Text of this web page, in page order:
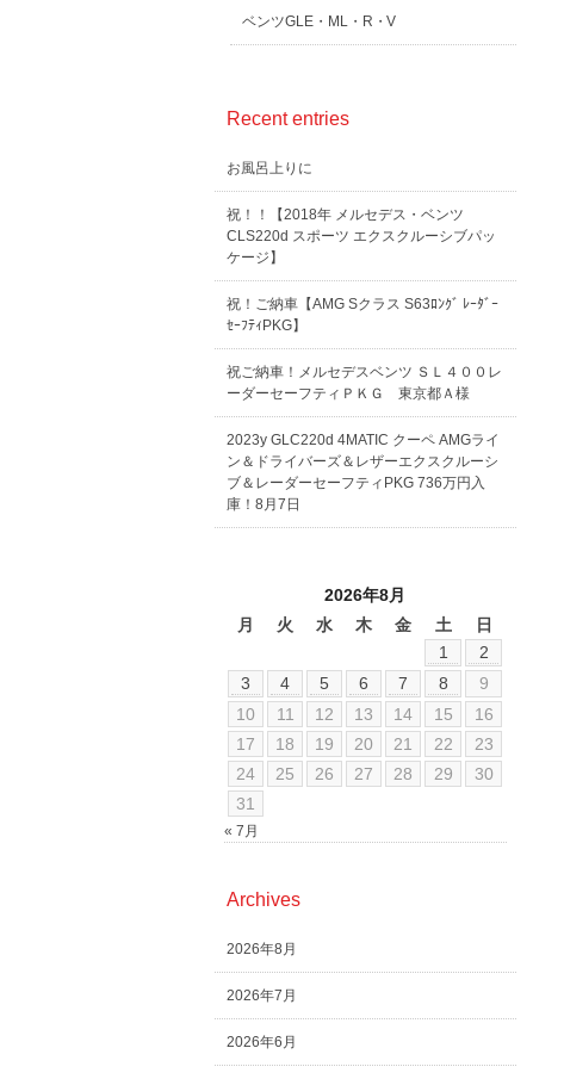
ベンツGLE・ML・R・V
Recent entries
お風呂上りに
祝！！【2018年 メルセデス・ベンツ
CLS220d スポーツ エクスクルーシブパッ
ケージ】
祝！ご納車【AMG Sクラス S63ﾛﾝｸﾞ ﾚｰﾀﾞｰ
ｾｰﾌﾃｨPKG】
祝ご納車！メルセデスベンツ ＳＬ４００レ
ーダーセーフティＰＫＧ 東京都Ａ様
2023y GLC220d 4MATIC クーペ AMGライ
ン＆ドライバーズ＆レザーエクスクルーシ
ブ＆レーダーセーフティPKG 736万円入
庫！8月7日
2026年8月
月
火 水 木 金 土
日
1
2
3
4 5 6 7 8
9
10
11 12 13 14 15
16
17
18 19 20 21 22
23
24
25 26 27 28 29
30
31
« 7月
Archives
2026年8月
2026年7月
2026年6月